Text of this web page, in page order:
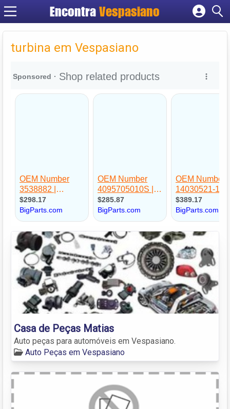
Encontra Vespasiano
Cadastrar empresa
Criar conta
turbina em Vespasiano
Casa de Peças Matias
Auto peças para automóveis em Vespasiano.
Auto Peças em Vespasiano